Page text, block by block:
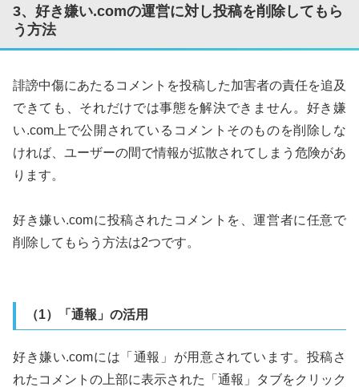
3、好き嫌い.comの運営に対し投稿を削除してもら
う方法
誹謗中傷にあたるコメントを投稿した加害者の責任を追及
できても、それだけでは事態を解決できません。好き嫌
い.com上で公開されているコメントそのものを削除しな
ければ、ユーザーの間で情報が拡散されてしまう危険があ
ります。
好き嫌い.comに投稿されたコメントを、運営者に任意で
削除してもらう方法は2つです。
（1）「通報」の活用
好き嫌い.comには「通報」が用意されています。投稿さ
れたコメントの上部に表示された「通報」タブをクリック